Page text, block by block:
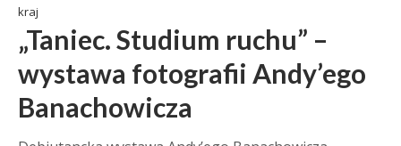
kraj
„Taniec. Studium ruchu” –
wystawa fotografii Andy’ego
Banachowicza